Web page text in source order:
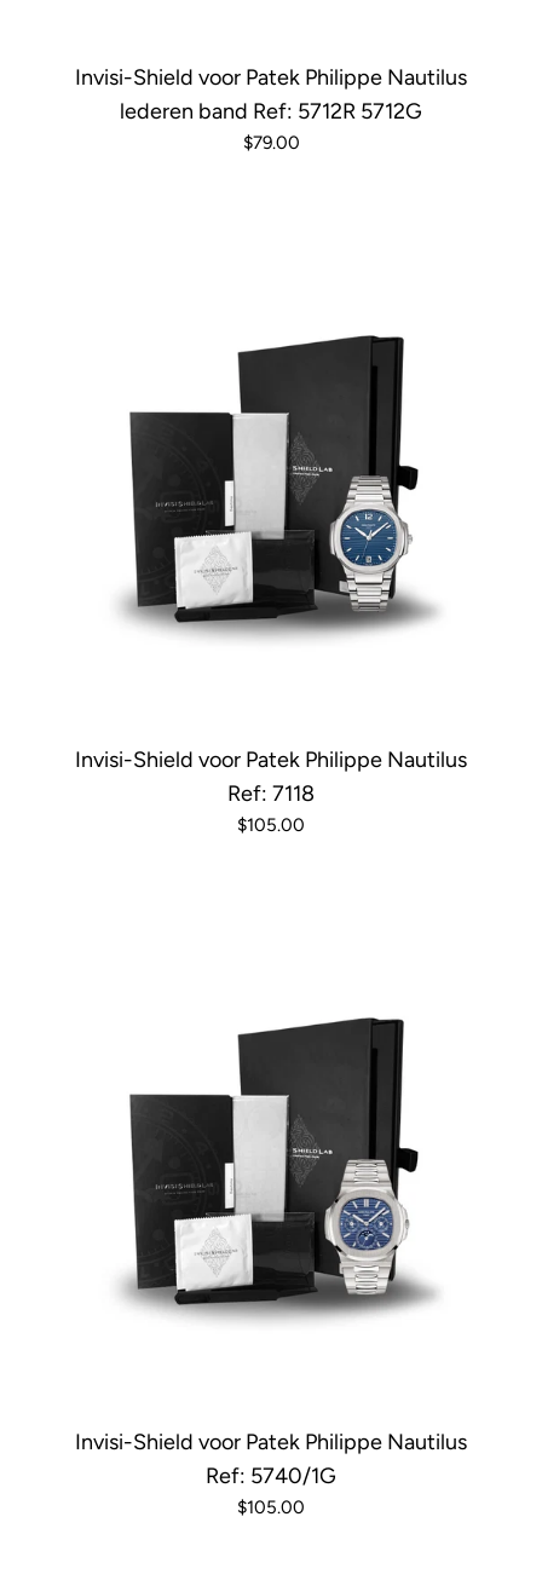
Invisi-Shield voor Patek Philippe Nautilus
lederen band Ref: 5712R 5712G
$79.00
Invisi-Shield voor Patek Philippe Nautilus
Ref: 7118
$105.00
Invisi-Shield voor Patek Philippe Nautilus
Ref: 5740/1G
$105.00